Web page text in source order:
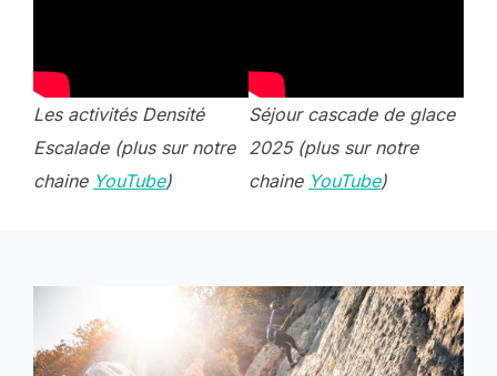
Les activités Densité
Escalade (plus sur notre
chaine YouTube)
Séjour cascade de glace
2025 (plus sur notre
chaine YouTube)